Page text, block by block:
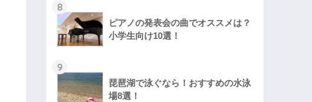
8
ピアノの発表会の曲でオススメは？
小学生向け10選！
9
琵琶湖で泳ぐなら！おすすめの水泳
場8選！